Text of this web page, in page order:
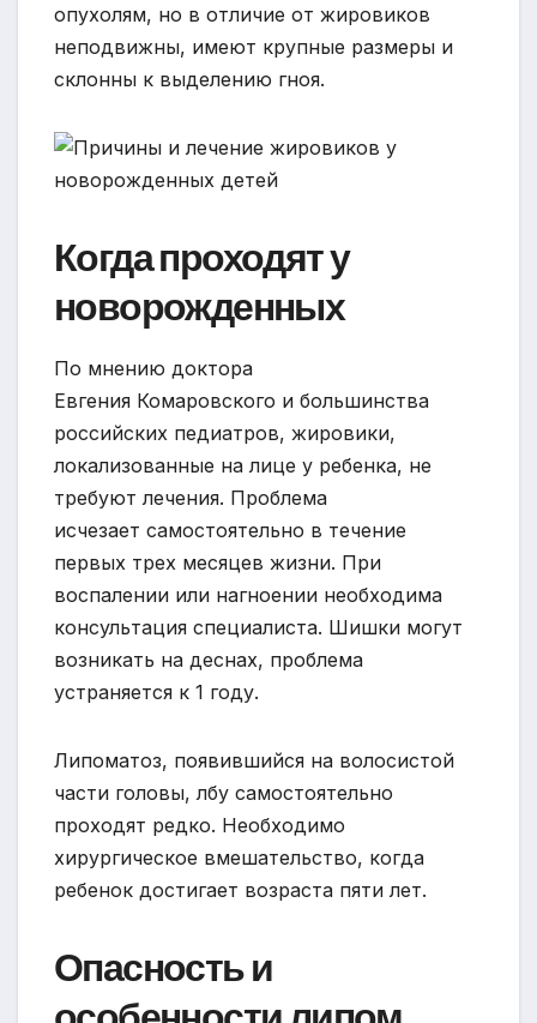
опухолям, но в отличие от жировиков
неподвижны, имеют крупные размеры и
склонны к выделению гноя.
Когда проходят у
новорожденных
По мнению доктора
Евгения Комаровского и большинства
российских педиатров, жировики,
локализованные на лице у ребенка, не
требуют лечения. Проблема
исчезает самостоятельно в течение
первых трех месяцев жизни. При
воспалении или нагноении необходима
консультация специалиста. Шишки могут
возникать на деснах, проблема
устраняется к 1 году.
Липоматоз, появившийся на волосистой
части головы, лбу самостоятельно
проходят редко. Необходимо
хирургическое вмешательство, когда
ребенок достигает возраста пяти лет.
Опасность и